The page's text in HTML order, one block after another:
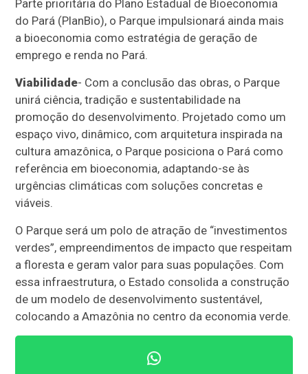
Parte prioritária do Plano Estadual de Bioeconomia
do Pará (PlanBio), o Parque impulsionará ainda mais
a bioeconomia como estratégia de geração de
emprego e renda no Pará.
Viabilidade- Com a conclusão das obras, o Parque
unirá ciência, tradição e sustentabilidade na
promoção do desenvolvimento. Projetado como um
espaço vivo, dinâmico, com arquitetura inspirada na
cultura amazônica, o Parque posiciona o Pará como
referência em bioeconomia, adaptando-se às
urgências climáticas com soluções concretas e
viáveis.
O Parque será um polo de atração de “investimentos
verdes”, empreendimentos de impacto que respeitam
a floresta e geram valor para suas populações. Com
essa infraestrutura, o Estado consolida a construção
de um modelo de desenvolvimento sustentável,
colocando a Amazônia no centro da economia verde.